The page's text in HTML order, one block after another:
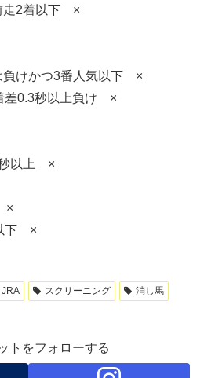
走2着以下 ×
負けかつ3番人気以下 ×
差0.3秒以上負け ×
秒以上 ×
×
下 ×
JRA スクリーニング
消し馬
トをフォローする